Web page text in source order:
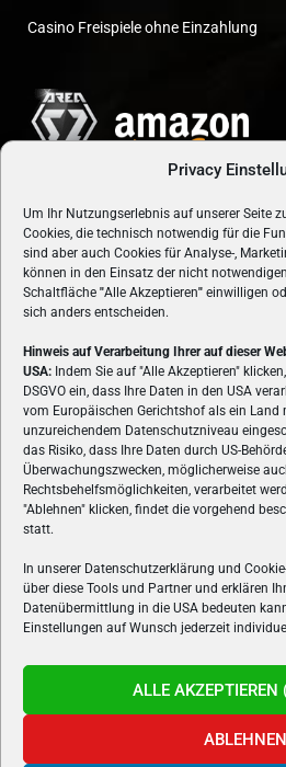
Privacy
Um Ihr Nutzungserlebnis auf unserer Seite
Cookies, die technisch notwendig für die
sind aber auch Cookies für Analyse-,
können in den Einsatz der nicht
Schaltfläche "Alle Akzeptieren" einwilligen
sich anders entscheiden.
Hinweis auf Verarbeitung Ihrer auf dieser
USA: Indem Sie auf "Alle Akzeptieren"
DSGVO ein, dass Ihre Daten in den USA
vom Europäischen Gerichtshof als ein Land
unzureichendem Datenschutzniveau
das Risiko, dass Ihre Daten durch US-
Überwachungszwecken, möglicherweise
Rechtsbehelfsmöglichkeiten, verarbeitet
"Ablehnen" klicken, findet die vorgehend
statt.
In unserer Datenschutzerklärung und
über diese Tools und Partner und erklären
Datenübermittlung in die USA bedeuten
Einstellungen auf Wunsch jederzeit
ALLE AKZEPTIEREN
ABLEHNEN
Casino Freispiele ohne Einzahlung
ÜBER
VON GAMERN, FÜR GAMER!
Spielemagazin Österreichs und
Reviews und Videos zu PC- und
Hardware und aus der
FOLGE